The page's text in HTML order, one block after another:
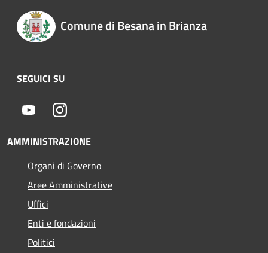
Comune di Besana in Brianza
SEGUICI SU
YoutubeInstagram
AMMINISTRAZIONE
Organi di Governo
Aree Amministrative
Uffici
Enti e fondazioni
Politici